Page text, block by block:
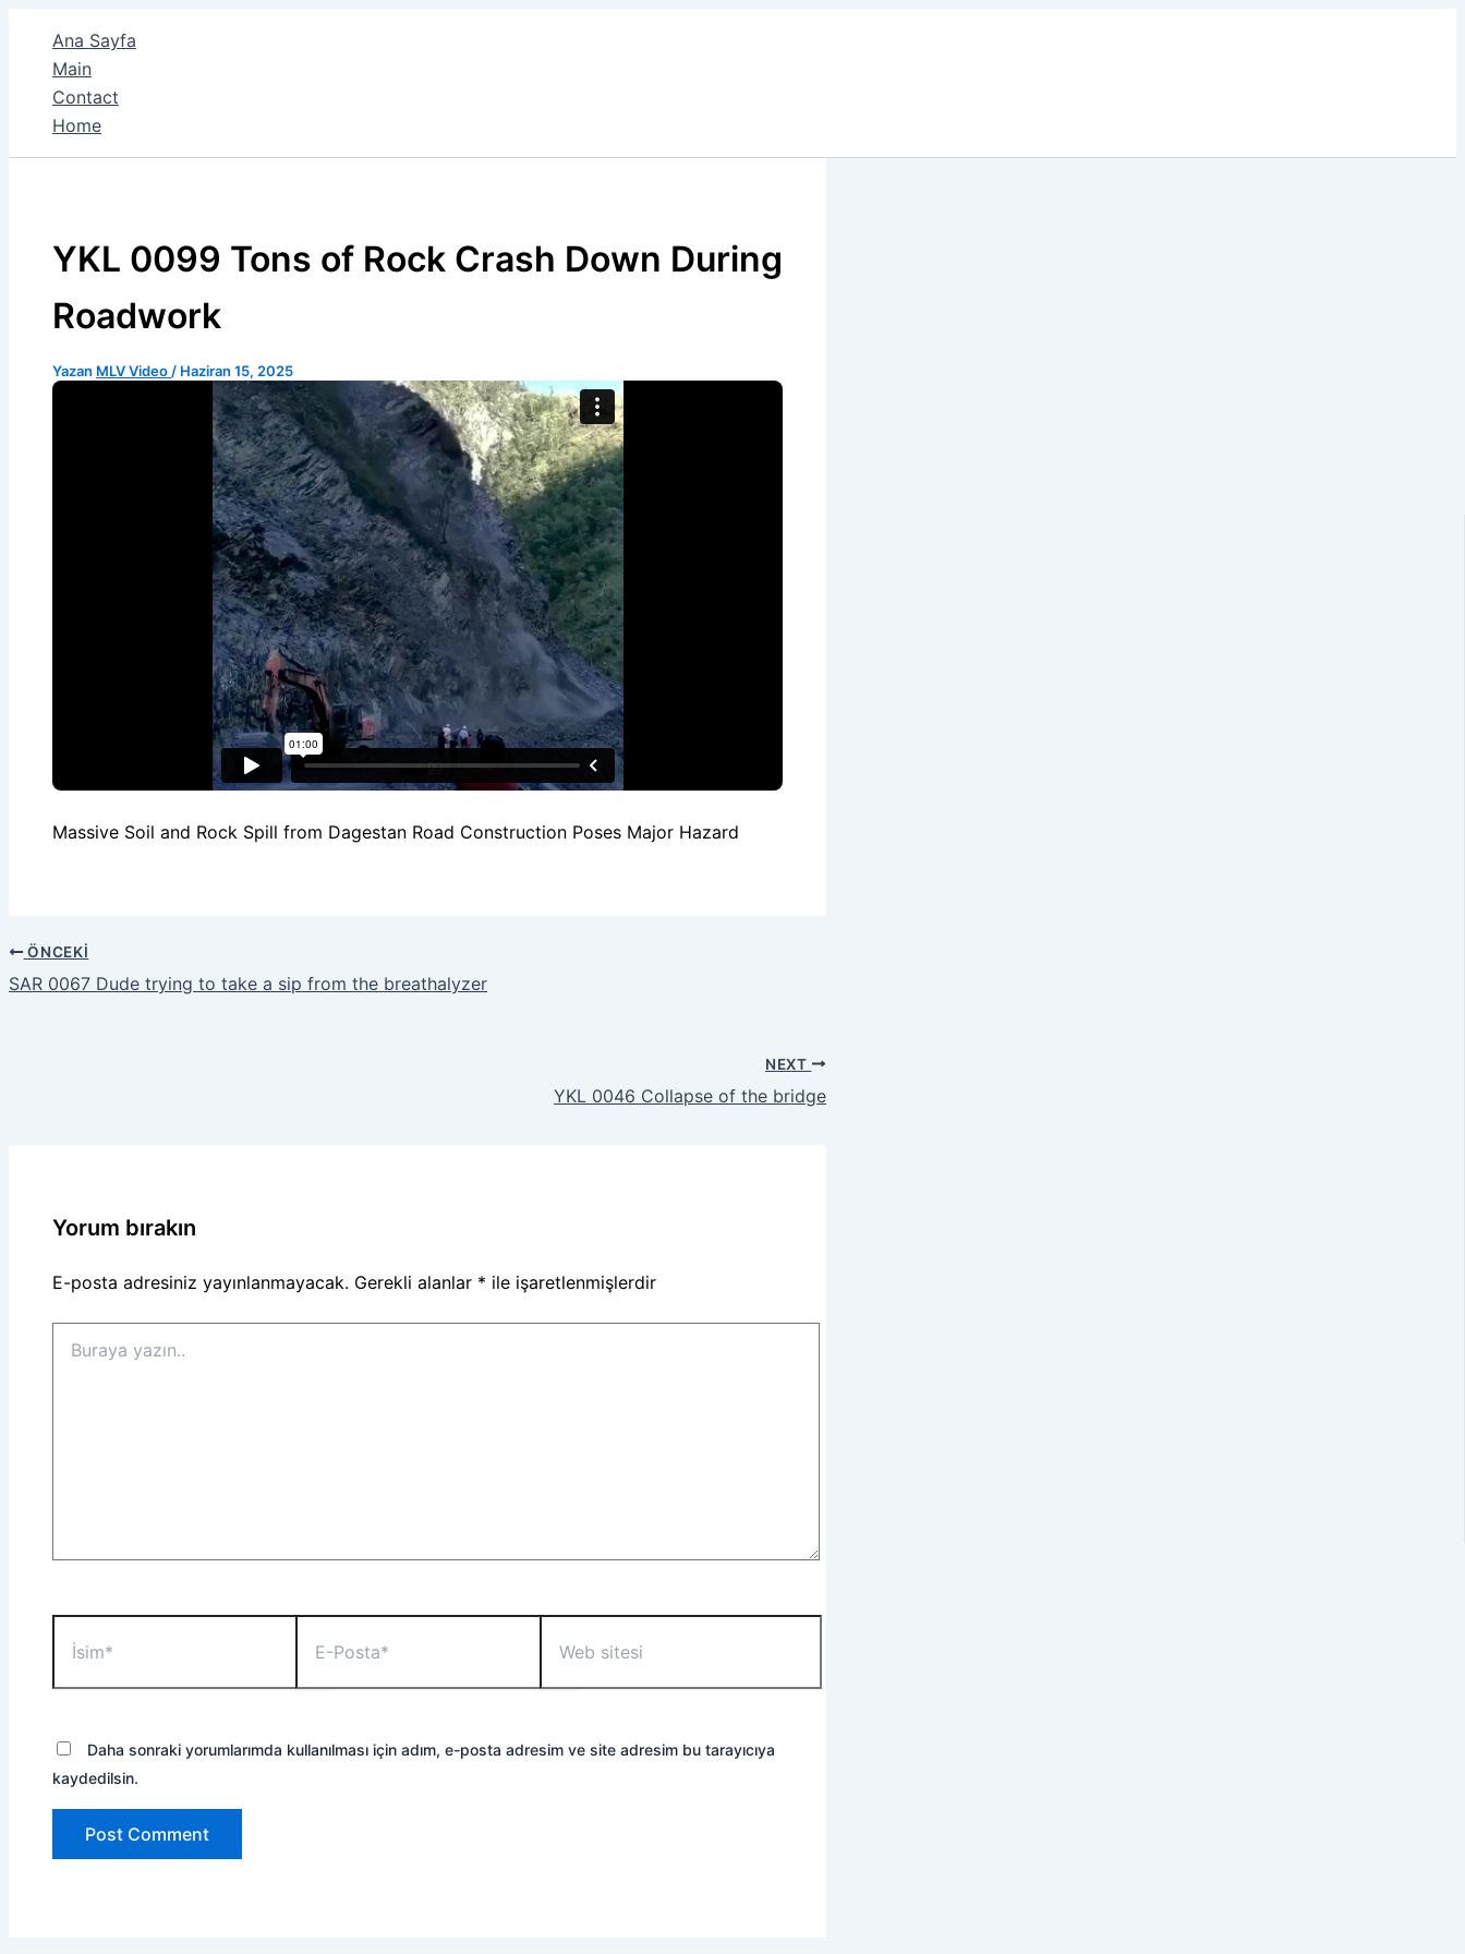
Ana Sayfa
Main
Contact
Home
YKL 0099 Tons of Rock Crash Down During
Roadwork
Yazan MLV Video / Haziran 15, 2025
Massive Soil and Rock Spill from Dagestan Road Construction Poses Major Hazard
ÖNCEKI
SAR 0067 Dude trying to take a sip from the breathalyzer
NEXT
YKL 0046 Collapse of the bridge
Yorum bırakın
E-posta adresiniz yayınlanmayacak. Gerekli alanlar * ile işaretlenmişlerdir
yazın..
Posta*
sitesi
Daha sonraki yorumlarımda kullanılması için adım, e-posta adresim ve site adresim bu tarayıcıya
kaydedilsin.